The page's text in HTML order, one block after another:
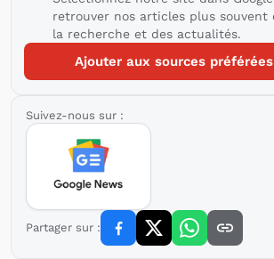
retrouver nos articles plus souvent
la recherche et des actualités.
Ajouter aux sources
Suivez-nous sur :
Partager sur :